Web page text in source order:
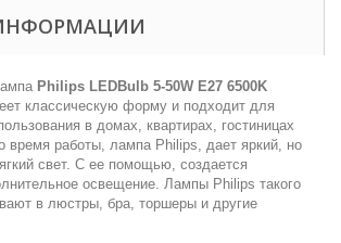
Philips LEDBulb 5-50W E27 6500K
классическую форму и подходит для
в домах, квартирах, гостиницах
время работы, лампа Philips, дает яркий, но
свет. С ее помощью, создается
освещение. Лампы Philips такого
в люстры, бра, торшеры и другие